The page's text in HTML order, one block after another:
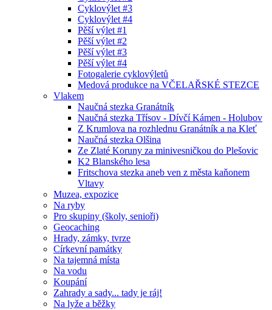
Cyklovýlet #3
Cyklovýlet #4
Pěší výlet #1
Pěší výlet #2
Pěší výlet #3
Pěší výlet #4
Fotogalerie cyklovýletů
Medová produkce na VČELAŘSKÉ STEZCE
Vlakem
Naučná stezka Granátník
Naučná stezka Třísov - Dívčí Kámen - Holubov
Z Krumlova na rozhlednu Granátník a na Kleť
Naučná stezka Olšina
Ze Zlaté Koruny za minivesničkou do Plešovic
K2 Blanského lesa
Fritschova stezka aneb ven z města kaňonem
Vltavy
Muzea, expozice
Na ryby
Pro skupiny (školy, senioři)
Geocaching
Hrady, zámky, tvrze
Církevní památky
Na tajemná místa
Na vodu
Koupání
Zahrady a sady... tady je ráj!
Na lyže a běžky